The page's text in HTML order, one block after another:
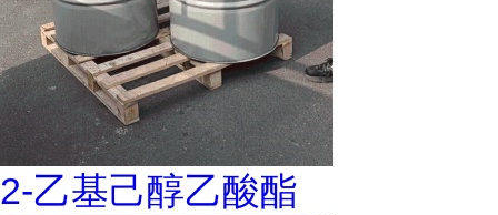
2-乙基己醇乙酸酯